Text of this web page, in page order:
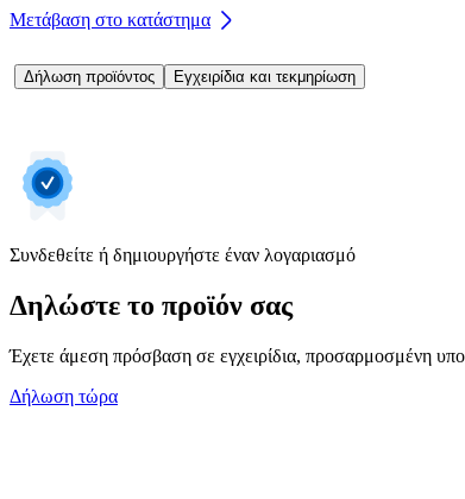
Μετάβαση στο κατάστημα
Δήλωση προϊόντος Εγχειρίδια και τεκμηρίωση
Συνδεθείτε ή δημιουργήστε έναν λογαριασμό
Δηλώστε το προϊόν σας
Έχετε άμεση πρόσβαση σε εγχειρίδια, προσαρμοσμένη
Δήλωση τώρα